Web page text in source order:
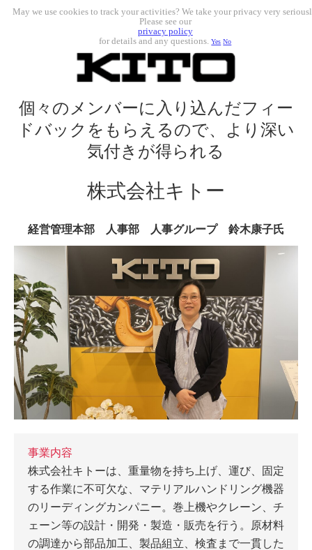
個々のメンバーに入り込んだフィー
ドバックをもらえるので、より深い
気付きが得られる
株式会社キトー
経営管理本部 人事部 人事グループ 鈴木康子氏
事業内容
株式会社キトーは、重量物を持ち上げ、運び、固定
する作業に不可欠な、マテリアルハンドリング機器
のリーディングカンパニー。巻上機やクレーン、チ
ェーン等の設計・開発・製造・販売を行う。原材料
の調達から部品加工、製品組立、検査まで一貫した
May we use cookies to track your activities? We take your privacy very
Please see our
privacy policy
for details and any questions.Yes No